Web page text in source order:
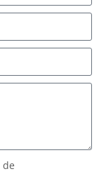
de